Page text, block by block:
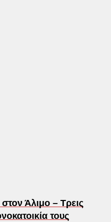
Άλιμο – Τρεις
τους